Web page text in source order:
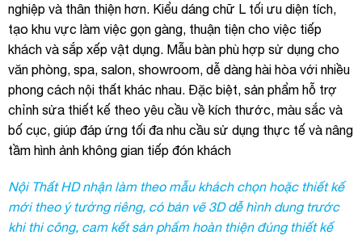
nghiệp và thân thiện hơn. Kiểu dáng chữ L tối ưu diện tích,
tạo khu vực làm việc gọn gàng, thuận tiện cho việc tiếp
khách và sắp xếp vật dụng. Mẫu bàn phù hợp sử dụng cho
văn phòng, spa, salon, showroom, dễ dàng hài hòa với nhiều
phong cách nội thất khác nhau. Đặc biệt, sản phẩm hỗ trợ
chỉnh sửa thiết kế theo yêu cầu về kích thước, màu sắc và
bố cục, giúp đáp ứng tối đa nhu cầu sử dụng thực tế và nâng
tầm hình ảnh không gian tiếp đón khách
Nội Thất HD nhận làm theo mẫu khách chọn hoặc thiết kế
mới theo ý tưởng riêng, có bản vẽ 3D dễ hình dung trước
khi thi công, cam kết sản phẩm hoàn thiện đúng thiết kế